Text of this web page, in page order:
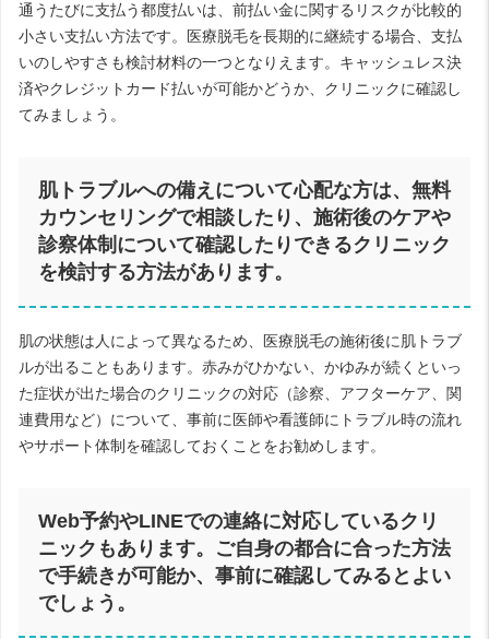
通うたびに支払う都度払いは、前払い金に関するリスクが比較的
小さい支払い方法です。医療脱毛を長期的に継続する場合、支払
いのしやすさも検討材料の一つとなりえます。キャッシュレス決
済やクレジットカード払いが可能かどうか、クリニックに確認し
てみましょう。
肌トラブルへの備えについて心配な方は、無料
カウンセリングで相談したり、施術後のケアや
診察体制について確認したりできるクリニック
を検討する方法があります。
肌の状態は人によって異なるため、医療脱毛の施術後に肌トラブ
ルが出ることもあります。赤みがひかない、かゆみが続くといっ
た症状が出た場合のクリニックの対応（診察、アフターケア、関
連費用など）について、事前に医師や看護師にトラブル時の流れ
やサポート体制を確認しておくことをお勧めします。
Web予約やLINEでの連絡に対応しているクリ
ニックもあります。ご自身の都合に合った方法
で手続きが可能か、事前に確認してみるとよい
でしょう。